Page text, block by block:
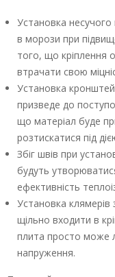
Установка несучого
в морози при
того, що кріплення
втрачати свою
Установка
призведе до
що матеріал буде
розтискатися під
Збіг швів при
будуть
ефективність
Установка
щільно входити в
плита просто може
напруження.